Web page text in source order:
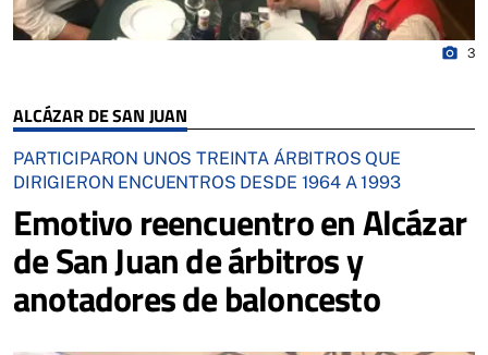
ALCÁZAR DE SAN JUAN
PARTICIPARON UNOS TREINTA ÁRBITROS QUE
DIRIGIERON ENCUENTROS DESDE 1964 A 1993
Emotivo reencuentro en Alcázar
de San Juan de árbitros y
anotadores de baloncesto
photo_camera 3